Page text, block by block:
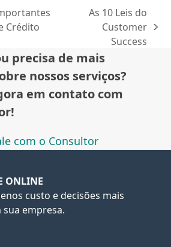
Crédito
As 10 Leis do
Customer
Success
precisa de mais
nossos serviços?
em contato com
com o Consultor
ONLINE
custo e decisões mais
empresa.